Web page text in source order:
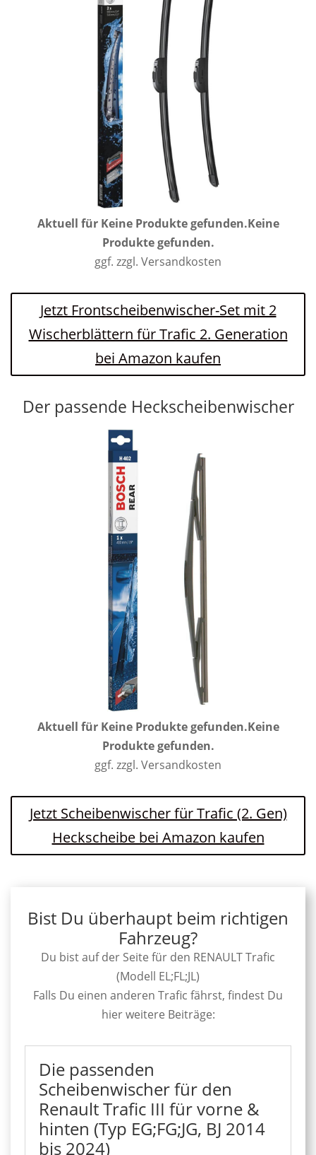
Aktuell für Keine Produkte gefunden.Keine
Produkte gefunden.
ggf. zzgl. Versandkosten
Jetzt Frontscheibenwischer-Set mit 2
Wischerblättern für Trafic 2. Generation
bei Amazon kaufen
Der passende Heckscheibenwischer
Aktuell für Keine Produkte gefunden.Keine
Produkte gefunden.
ggf. zzgl. Versandkosten
Jetzt Scheibenwischer für Trafic (2. Gen)
Heckscheibe bei Amazon kaufen
Bist Du überhaupt beim richtigen
Fahrzeug?
Du bist auf der Seite für den RENAULT Trafic
(Modell EL;FL;JL)
Falls Du einen anderen Trafic fährst, findest Du
hier weitere Beiträge:
Die passenden
Scheibenwischer für den
Renault Trafic III für vorne &
hinten (Typ EG;FG;JG, BJ 2014
bis 2024)